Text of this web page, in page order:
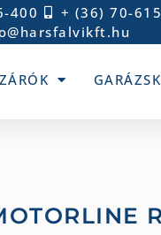
400
+ (36) 70-